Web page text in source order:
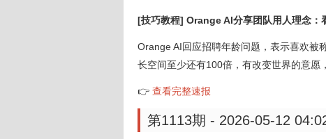
[技巧教程] Orange AI分享团队用人理念：
Orange AI回应招聘年龄问题，表示喜欢被
长空间至少还有100倍，有改变世界的意愿
👉 查看完整速报
第1113期 - 2026-05-12